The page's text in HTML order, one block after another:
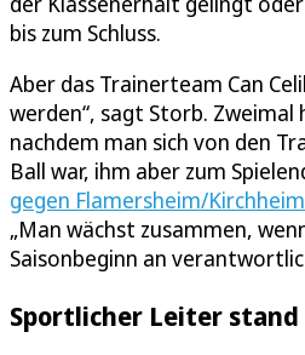
bis zum Schluss.
Aber das Trainerteam Can
werden“, sagt Storb.
nachdem man sich von den
Ball war, ihm aber zum
gegen Flamersheim/Kirchheim
„Man wächst zusammen,
Saisonbeginn an
Sportlicher Leiter